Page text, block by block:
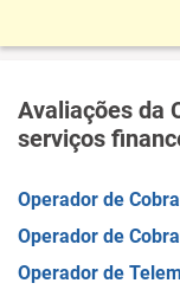
Avaliações da
serviços
Operador de
Operador de
Operador de